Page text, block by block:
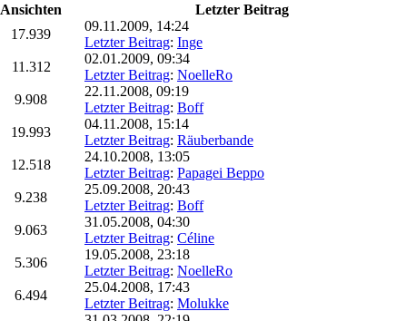
Ansichten
Letzter Beitrag
17.939
09.11.2009, 14:24
Letzter Beitrag: Inge
11.312
02.01.2009, 09:34
Letzter Beitrag: NoelleRo
9.908
22.11.2008, 09:19
Letzter Beitrag: Boff
19.993
04.11.2008, 15:14
Letzter Beitrag: Räuberbande
12.518
24.10.2008, 13:05
Letzter Beitrag: Papagei Beppo
9.238
25.09.2008, 20:43
Letzter Beitrag: Boff
9.063
31.05.2008, 04:30
Letzter Beitrag: Céline
5.306
19.05.2008, 23:18
Letzter Beitrag: NoelleRo
6.494
25.04.2008, 17:43
Letzter Beitrag: Molukke